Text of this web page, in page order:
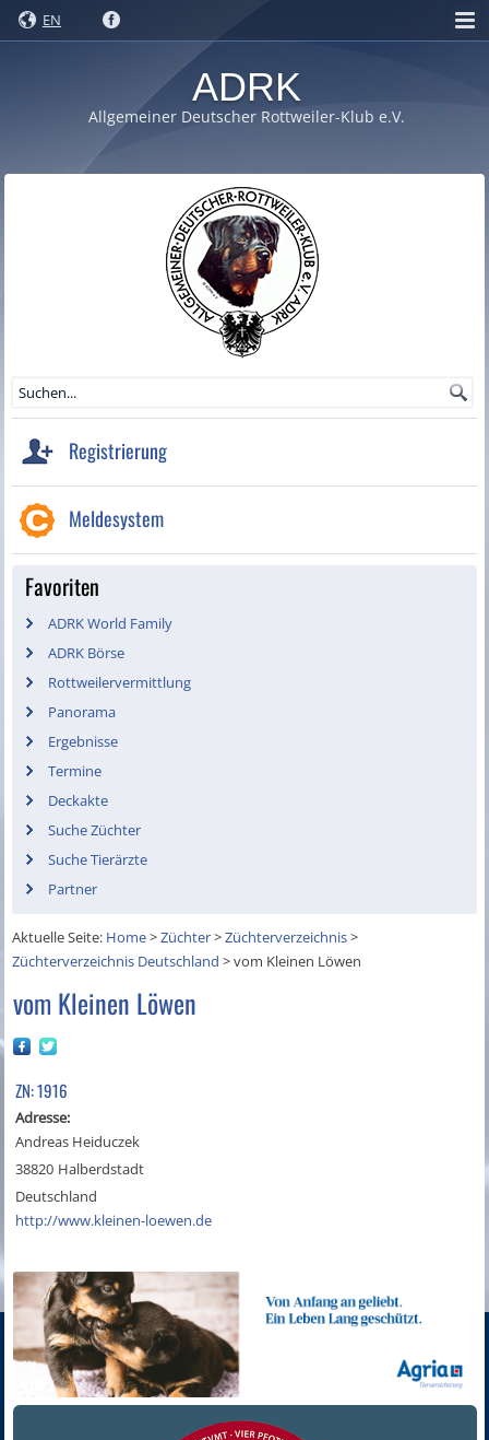
EN
ADRK
Allgemeiner Deutscher Rottweiler-Klub e.V.
Registrierung
Meldesystem
Favoriten
ADRK World Family
ADRK Börse
Rottweilervermittlung
Panorama
Ergebnisse
Termine
Deckakte
Suche Züchter
Suche Tierärzte
Partner
Aktuelle Seite: Home>Züchter>Züchterverzeichnis>
Züchterverzeichnis Deutschland >vom Kleinen Löwen
vom Kleinen Löwen
ZN: 1916
Adresse:
Andreas Heiduczek
38820 Halberdstadt
Deutschland
http://www.kleinen-loewen.de